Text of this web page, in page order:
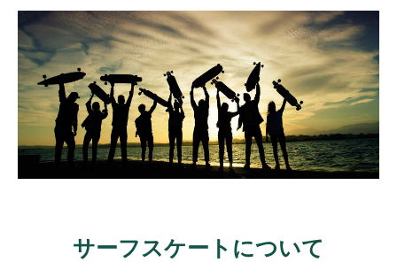
サーフスケートについて